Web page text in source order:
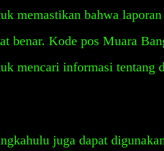
memastikan bahwa
benar. Kode pos Muara
mencari informasi tentang
juga dapat